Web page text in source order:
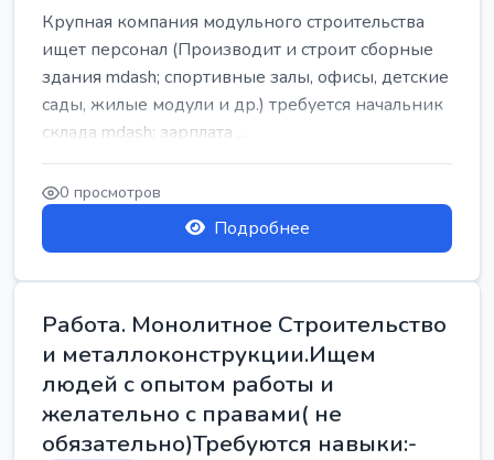
Крупная компания модульного строительства
ищет персонал (Производит и строит сборные
здания mdash; спортивные залы, офисы, детские
сады, жилые модули и др.) требуется начальник
склада mdash; зарплата ...
0 просмотров
Подробнее
Работа. Монолитное Строительство
и металлоконструкции.Ищем
людей с опытом работы и
желательно с правами( не
обязательно)Требуются навыки:-